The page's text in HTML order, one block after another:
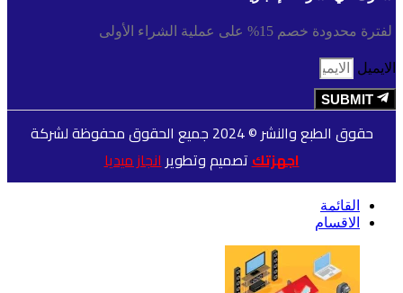
لفترة محدودة خصم 15% على عملية الشراء الأولى
الايميل
SUBMIT
حقوق الطبع والنشر © 2024 جميع الحقوق محفوظة لشركة
اجهزتكتصميم وتطويرانجاز ميديا
القائمة
الاقسام